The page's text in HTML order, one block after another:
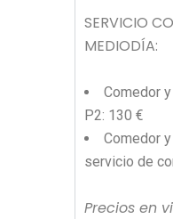
SERVICIO
MEDIODÍA:
Comedor
P2: 130 €
Comedor
servicio de
Precios en